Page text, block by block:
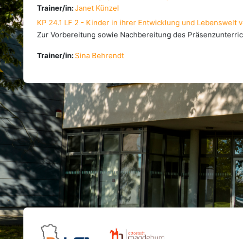
Trainer/in:Janet Künzel
KP 24.1 LF 2 - Kinder in ihrer Entwicklung und Lebenswelt
Zur Vorbereitung sowie Nachbereitung des
Trainer/in: Sina Behrendt